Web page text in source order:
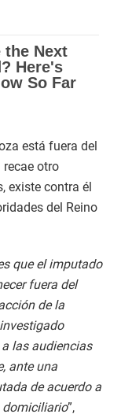
está fuera del
otro
existe contra él
del Reino
que el imputado
fuera del
de la
las audiencias
ante una
de acuerdo a
domiciliario”,